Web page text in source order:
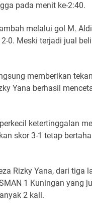
pada menit ke-2:40.
melalui gol M.
0. Meski terjadi jual
memberikan
Yana berhasil
ketertinggalan
skor 3-1 tetap
Rizky Yana, dari tiga
1 Kuningan yang
2 kali.